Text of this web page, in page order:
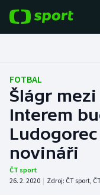
Fotbal
Hokej
Tenis
Atletika
FOTBAL
Šlágr
Interem
novináři
ČT sport
26. 2. 2020 | Zdroj: ČT sport,